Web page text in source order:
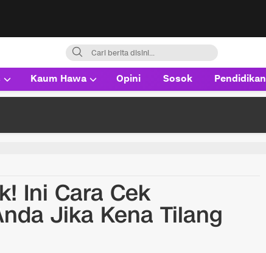
Kaum Hawa Opini Sosok Pendidikan
Ini Cara Cek
Jika Kena Tilang